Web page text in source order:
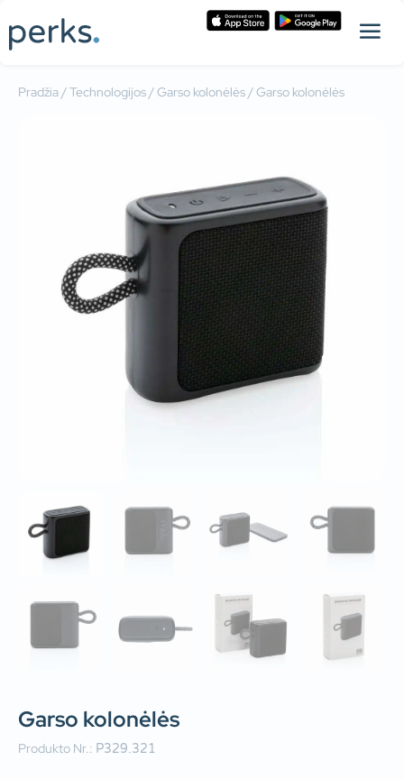
Pradžia/Technologijos/Garso kolonėlės/ Garso kolonėlės
Garso kolonėlės
Produkto Nr.: P329.321